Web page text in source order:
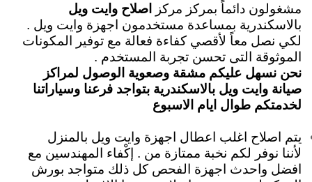
مشغولون دائماً بمركز مركز
اصلاح وايت ويل
بالاسكندرية بمساعدة مستخدمون اجهزة وايت ويل .
لكي نصل معاً لأقصي كفاءة فعالة مع توفير المكونات
الموثوقة التى تحسن تجربة المستخدم .
نحن نسهل عليكم مشقة وصعوية الوصول لمراكز
صيانة وايت ويل بالاسكندرية بتواجد فرعنا وسياراتنا
لخدمتكم طوال ايام الاسبوع
يتم اصلاح اغلب اعطال اجهزة وايت ويل بالمنزل
لأننا نوفر لكم نخبة ممتازة من . إكْفاء المهندسين مع
افضل واحدث اجهزة الفحص كل ذلك متواجد بورش